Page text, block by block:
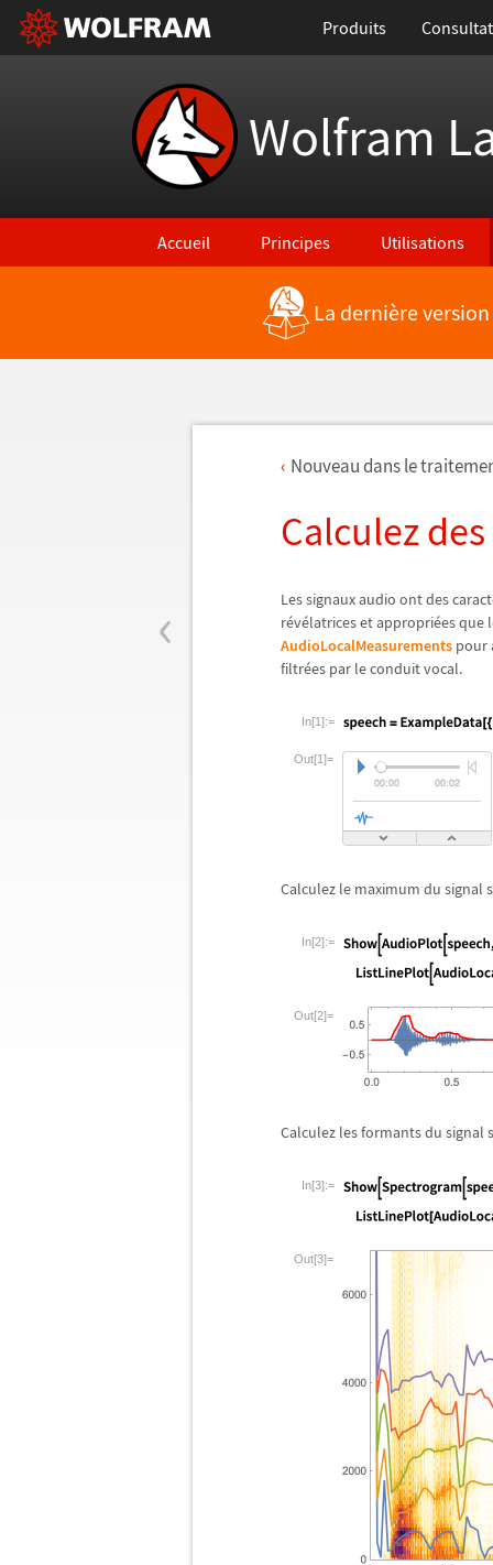
Produits
Wolfram
Accueil Principes Utilisations
La dernière
‹
Nouveau dans le
Calculez
Les signaux audio ont des caract
révélatrices et appropriées que
AudioLocalMeasurements pour
filtrées par le conduit vocal.
In[1]:=
Out[1]=
Calculez le maximum du signal
In[2]:=
Out[2]=
Calculez les formants du signal
In[3]:=
Out[3]=